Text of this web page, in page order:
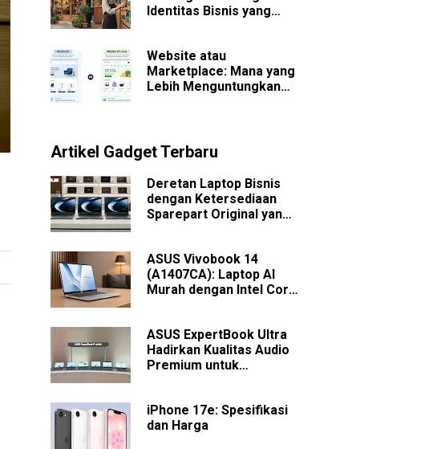
Identitas Bisnis yang
Website atau
Marketplace: Mana yang
Lebih Menguntungkan
Artikel Gadget Terbaru
Deretan Laptop Bisnis
dengan Ketersediaan
Sparepart Original yang
ASUS Vivobook 14
(A1407CA): Laptop AI
Murah dengan Intel Core
ASUS ExpertBook Ultra
Hadirkan Kualitas Audio
Premium untuk
iPhone 17e: Spesifikasi
dan Harga